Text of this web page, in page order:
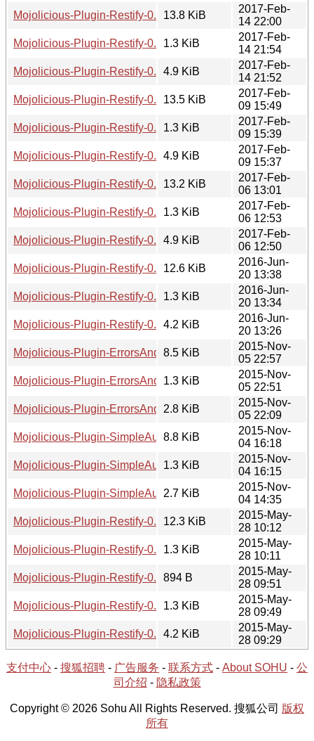
Mojolicious-Plugin-Restify-0.06.tar.gz
13.8 KiB
2017-Feb-
14 22:00
Mojolicious-Plugin-Restify-0.06.meta
1.3 KiB
2017-Feb-
14 21:54
Mojolicious-Plugin-Restify-0.06.readme
4.9 KiB
2017-Feb-
14 21:52
Mojolicious-Plugin-Restify-0.05.tar.gz
13.5 KiB
2017-Feb-
09 15:49
Mojolicious-Plugin-Restify-0.05.meta
1.3 KiB
2017-Feb-
09 15:39
Mojolicious-Plugin-Restify-0.05.readme
4.9 KiB
2017-Feb-
09 15:37
Mojolicious-Plugin-Restify-0.04.tar.gz
13.2 KiB
2017-Feb-
06 13:01
Mojolicious-Plugin-Restify-0.04.meta
1.3 KiB
2017-Feb-
06 12:53
Mojolicious-Plugin-Restify-0.04.readme
4.9 KiB
2017-Feb-
06 12:50
Mojolicious-Plugin-Restify-0.03.tar.gz
12.6 KiB
2016-Jun-
20 13:38
Mojolicious-Plugin-Restify-0.03.meta
1.3 KiB
2016-Jun-
20 13:34
Mojolicious-Plugin-Restify-0.03.readme
4.2 KiB
2016-Jun-
20 13:26
Mojolicious-Plugin-ErrorsAndWarnings-0.01.tar.gz
8.5 KiB
2015-Nov-
05 22:57
Mojolicious-Plugin-ErrorsAndWarnings-0.01.meta
1.3 KiB
2015-Nov-
05 22:51
Mojolicious-Plugin-ErrorsAndWarnings-0.01.readme
2.8 KiB
2015-Nov-
05 22:09
Mojolicious-Plugin-SimpleAuthorization-0.02.tar.gz
8.8 KiB
2015-Nov-
04 16:18
Mojolicious-Plugin-SimpleAuthorization-0.02.meta
1.3 KiB
2015-Nov-
04 16:15
Mojolicious-Plugin-SimpleAuthorization-0.02.readme
2.7 KiB
2015-Nov-
04 14:35
Mojolicious-Plugin-Restify-0.02.tar.gz
12.3 KiB
2015-May-
28 10:12
Mojolicious-Plugin-Restify-0.02.meta
1.3 KiB
2015-May-
28 10:11
Mojolicious-Plugin-Restify-0.01.tar.gz
894 B
2015-May-
28 09:51
Mojolicious-Plugin-Restify-0.01.meta
1.3 KiB
2015-May-
28 09:49
Mojolicious-Plugin-Restify-0.02.readme
4.2 KiB
2015-May-
28 09:29
支付中心 - 搜狐招聘 - 广告服务 - 联系方式 - About SOHU - 公
司介绍 - 隐私政策
Copyright © 2026 Sohu All Rights Reserved. 搜狐公司 版权
所有